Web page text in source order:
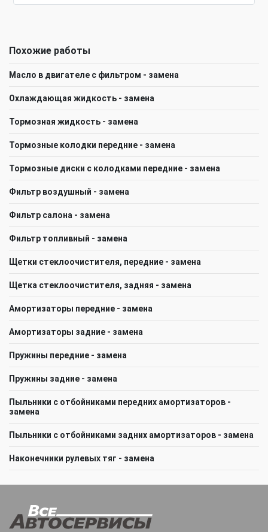
Похожие работы
Масло в двигателе с фильтром - замена
Охлаждающая жидкость - замена
Тормозная жидкость - замена
Тормозные колодки передние - замена
Тормозные диски с колодками передние - замена
Фильтр воздушный - замена
Фильтр салона - замена
Фильтр топливный - замена
Щeтки стеклоочистителя, передние - замена
Щетка стеклоочистителя, задняя - замена
Амортизаторы передние - замена
Амортизаторы задние - замена
Пружины передние - замена
Пружины задние - замена
Пыльники с отбойниками передних амортизаторов -
замена
Пыльники с отбойниками задних амортизаторов - замена
Наконечники рулевых тяг - замена